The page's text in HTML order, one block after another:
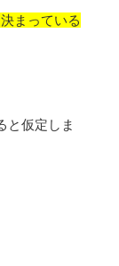
まっている
と仮定しま